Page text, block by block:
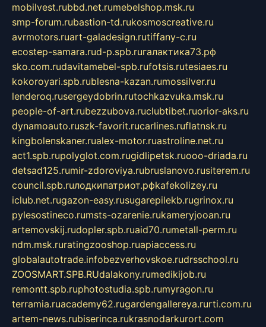
mobilvest.rubbd.net.rumebelshop.msk.ru
smp-forum.rubastion-td.rukosmoscreative.ru
avrmotors.ruart-galadesign.rutiffany-c.ru
ecostep-samara.rud-p.spb.ruгалактика73.рф
sko.com.rudavitamebel-spb.rufotsis.rutesiaes.ru
kokoroyari.spb.rublesna-kazan.rumossilver.ru
lenderoq.rusergeydobrin.rutochkazvuka.msk.ru
people-of-art.rubezzubova.ruclubtibet.ruorior-aks.ru
dynamoauto.ruszk-favorit.rucarlines.ruflatnsk.ru
kingbolenskaner.rualex-motor.ruastroline.net.ru
act1.spb.rupolyglot.com.rugidlipetsk.ruooo-driada.ru
detsad125.rumir-zdoroviya.rubruslanovo.rusiterem.ru
council.spb.ruлодкипатриот.рфkafekolizey.ru
iclub.net.rugazon-easy.rusugarepilekb.rugrinox.ru
pylesostineco.rumsts-ozarenie.rukameryjooan.ru
artemovskij.rudopler.spb.ruaid70.rumetall-perm.ru
ndm.msk.ruratingzooshop.ruapiaccess.ru
globalautotrade.infobezverhovskoe.rudrsschool.ru
ZOOSMART.SPB.RUdalakony.rumedikijob.ru
remontt.spb.ruphotostudia.spb.rumyragon.ru
terramia.ruacademy62.rugardengallereya.rurti.com.ru
artem-news.rubiserinca.rukrasnodarkurort.com